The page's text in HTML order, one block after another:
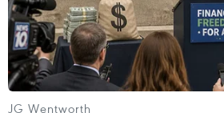
TIN CÙNG CHUYÊN MỤC
JG Wentworth